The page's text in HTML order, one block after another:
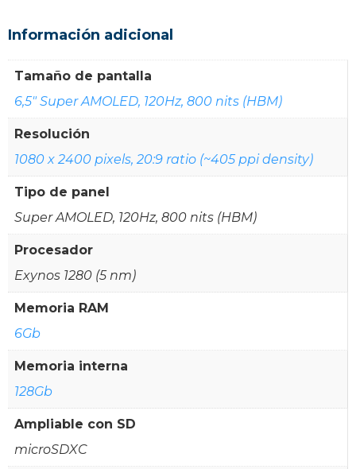
Información adicional
Tamaño de pantalla
6,5" Super AMOLED, 120Hz, 800 nits (HBM)
Resolución
1080 x 2400 pixels, 20:9 ratio (~405 ppi density)
Tipo de panel
Super AMOLED, 120Hz, 800 nits (HBM)
Procesador
Exynos 1280 (5 nm)
Memoria RAM
6Gb
Memoria interna
128Gb
Ampliable con SD
microSDXC